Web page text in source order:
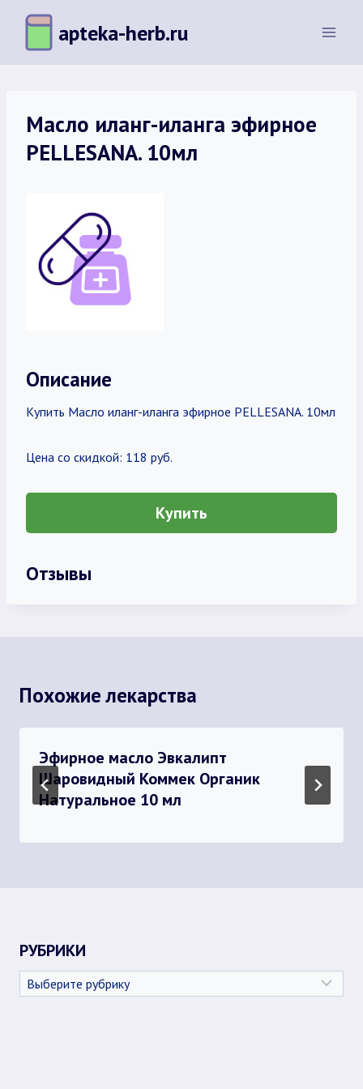
Перейти
содержимому
apteka-herb.ru
Масло иланг-иланга эфирное
PELLESANA. 10мл
Описание
Купить Масло иланг-иланга эфирное PELLESANA. 10мл
Цена со скидкой: 118 руб.
Купить
Отзывы
Похожие лекарства
Эфирное масло Эвкалипт
Шаровидный Коммек Органик
Натуральное 10 мл
РУБРИКИ
Рубрики